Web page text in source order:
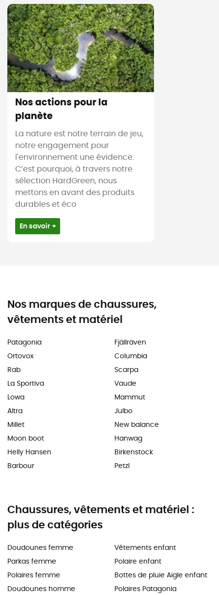
Nos actions pour la
planète
La nature est notre terrain de jeu,
notre engagement pour
l'environnement une évidence.
C’est pourquoi, à travers notre
sélection HardGreen, nous
mettons en avant des produits
durables et éco
En savoir +
Nos marques de chaussures,
vêtements et matériel
Patagonia
Ortovox
Rab
La Sportiva
Lowa
Altra
Millet
Moon boot
Helly Hansen
Barbour
Fjällräven
Columbia
Scarpa
Vaude
Mammut
Julbo
New balance
Hanwag
Birkenstock
Petzl
Chaussures, vêtements et matériel :
plus de catégories
Doudounes femme
Parkas femme
Polaires femme
Doudounes homme
Vêtements enfant
Polaire enfant
Bottes de pluie Aigle enfant
Polaires Patagonia